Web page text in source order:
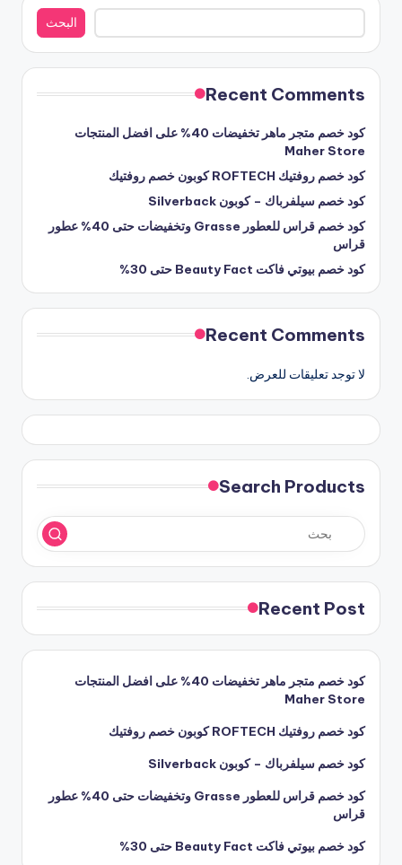
البحث
البحث
Recent Comments
كود خصم متجر ماهر تخفيضات 40% على افضل المنتجات
Maher Store
كود خصم روفتيك ROFTECH كوبون خصم روفتيك
كود خصم سيلفرباك – كوبون Silverback
كود خصم قراس للعطور Grasse وتخفيضات حتى 40% عطور
قراس
كود خصم بيوتي فاكت Beauty Fact حتى 30%
Recent Comments
لا توجد تعليقات للعرض.
Search Products
Recent Post
كود خصم متجر ماهر تخفيضات 40% على افضل المنتجات
Maher Store
كود خصم روفتيك ROFTECH كوبون خصم روفتيك
كود خصم سيلفرباك – كوبون Silverback
كود خصم قراس للعطور Grasse وتخفيضات حتى 40% عطور
قراس
كود خصم بيوتي فاكت Beauty Fact حتى 30%